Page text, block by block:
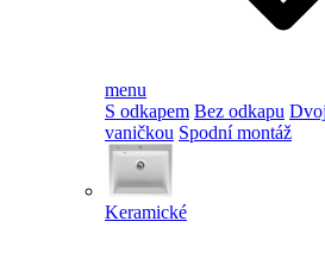
menu
S odkapem Bez odkapu
vaničkou Spodní montáž
Keramické